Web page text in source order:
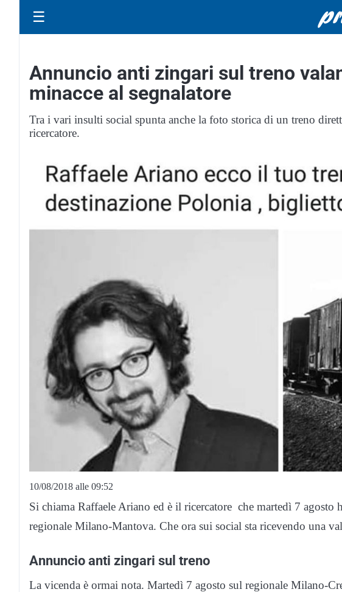
☰
Annuncio anti zingari sul treno
minacce al segnalatore
Tra i vari insulti social spunta anche la foto storica di un treno
ricercatore.
10/08/2018 alle 09:52
Si chiama Raffaele Ariano ed è il ricercatore che martedì 7 agosto
regionale Milano-Mantova. Che ora sui social sta ricevendo una
Annuncio anti zingari sul treno
La vicenda è ormai nota. Martedì 7 agosto sul regionale Milano-